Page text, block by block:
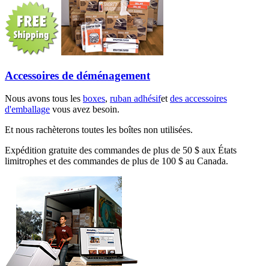
Accessoires de déménagement
Nous avons tous les boxes, ruban adhésifetdes accessoires
d'emballage vous avez besoin.
Et nous rachèterons toutes les boîtes non utilisées.
Expédition gratuite des commandes de plus de 50 $ aux États
limitrophes et des commandes de plus de 100 $ au Canada.